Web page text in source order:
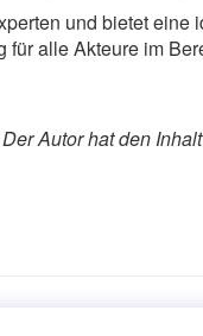
und bietet
alle Akteure im
Autor hat den